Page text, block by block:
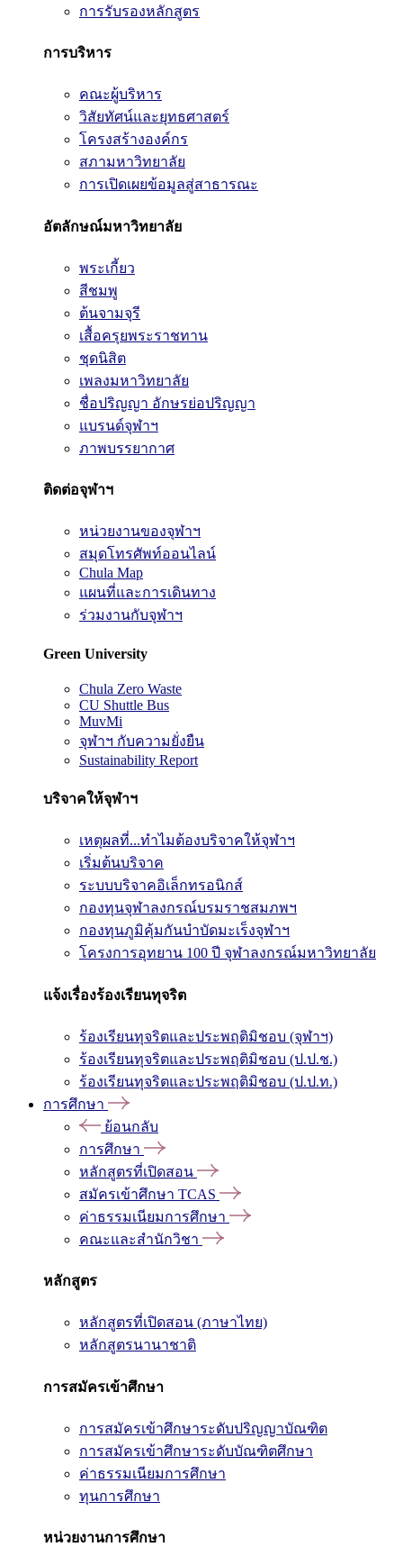
การรับรองหลักสูตร
การบริหาร
คณะผู้บริหาร
วิสัยทัศน์และยุทธศาสตร์
โครงสร้างองค์กร
สภามหาวิทยาลัย
การเปิดเผยข้อมูลสู่สาธารณะ
อัตลักษณ์มหาวิทยาลัย
พระเกี้ยว
สีชมพู
ต้นจามจุรี
เสื้อครุยพระราชทาน
ชุดนิสิต
เพลงมหาวิทยาลัย
ชื่อปริญญา อักษรย่อปริญญา
แบรนด์จุฬาฯ
ภาพบรรยากาศ
ติดต่อจุฬาฯ
หน่วยงานของจุฬาฯ
สมุดโทรศัพท์ออนไลน์
Chula Map
แผนที่และการเดินทาง
ร่วมงานกับจุฬาฯ
Green University
Chula Zero Waste
CU Shuttle Bus
MuvMi
จุฬาฯ กับความยั่งยืน
Sustainability Report
บริจาคให้จุฬาฯ
เหตุผลที่...ทำไมต้องบริจาคให้จุฬาฯ
เริ่มต้นบริจาค
ระบบบริจาคอิเล็กทรอนิกส์
กองทุนจุฬาลงกรณ์บรมราชสมภพฯ
กองทุนภูมิคุ้มกันบำบัดมะเร็งจุฬาฯ
โครงการอุทยาน 100 ปี จุฬาลงกรณ์มหาวิทยาลัย
แจ้งเรื่องร้องเรียนทุจริต
ร้องเรียนทุจริตและประพฤติมิชอบ (จุฬาฯ)
ร้องเรียนทุจริตและประพฤติมิชอบ (ป.ป.ช.)
ร้องเรียนทุจริตและประพฤติมิชอบ (ป.ป.ท.)
การศึกษา
ย้อนกลับ
การศึกษา
หลักสูตรที่เปิดสอน
สมัครเข้าศึกษา TCAS
ค่าธรรมเนียมการศึกษา
คณะและสำนักวิชา
หลักสูตร
หลักสูตรที่เปิดสอน (ภาษาไทย)
หลักสูตรนานาชาติ
การสมัครเข้าศึกษา
การสมัครเข้าศึกษาระดับปริญญาบัณฑิต
การสมัครเข้าศึกษาระดับบัณฑิตศึกษา
ค่าธรรมเนียมการศึกษา
ทุนการศึกษา
หน่วยงานการศึกษา